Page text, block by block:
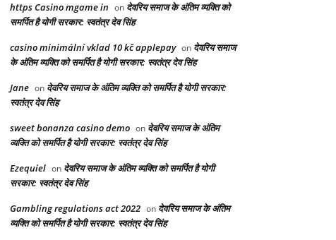
https Casino mgame in on देवरिय समाज के अंतिम व्यक्ति को
समर्पित है योगी सरकार: स्वतंत्र देव सिंह
casino minimální vklad 10 kč applepay on देवरिय समाज
के अंतिम व्यक्ति को समर्पित है योगी सरकार: स्वतंत्र देव सिंह
Jane on देवरिय समाज के अंतिम व्यक्ति को समर्पित है योगी सरकार:
स्वतंत्र देव सिंह
sweet bonanza casino demo on देवरिय समाज के अंतिम
व्यक्ति को समर्पित है योगी सरकार: स्वतंत्र देव सिंह
Ezequiel on देवरिय समाज के अंतिम व्यक्ति को समर्पित है योगी
सरकार: स्वतंत्र देव सिंह
Gambling regulations act 2022 on देवरिय समाज के अंतिम
व्यक्ति को समर्पित है योगी सरकार: स्वतंत्र देव सिंह